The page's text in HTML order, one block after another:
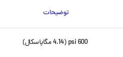
توضیحات
600 psi (4.14 مگاپاسکال)